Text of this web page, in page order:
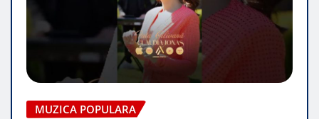
MUZICA POPULARA